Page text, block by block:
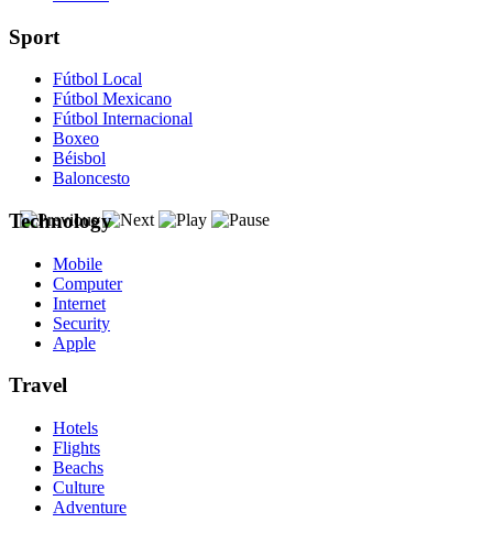
Sport
Fútbol Local
Fútbol Mexicano
Fútbol Internacional
Boxeo
Béisbol
Baloncesto
Technology
Mobile
Computer
Internet
Security
Apple
Travel
Hotels
Flights
Beachs
Culture
Adventure